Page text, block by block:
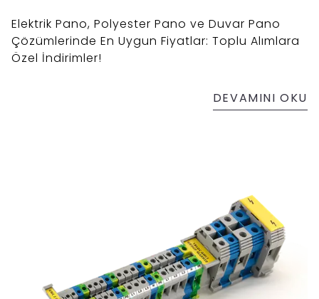
Elektrik Pano, Polyester Pano ve Duvar Pano
Çözümlerinde En Uygun Fiyatlar: Toplu Alımlara
Özel İndirimler!
DEVAMINI OKU